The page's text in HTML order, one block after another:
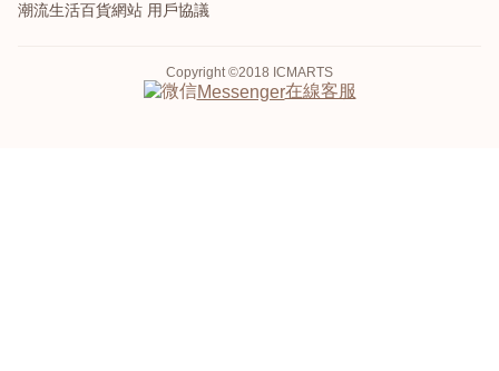
潮流生活百貨網站 用戶協議
Copyright ©2018 ICMARTS
Messenger在線客服